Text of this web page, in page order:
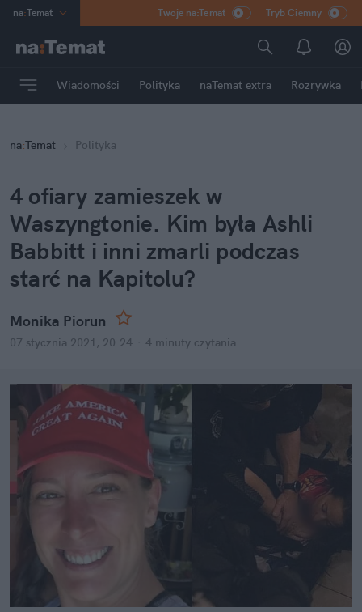
na:Temat
Poland
mama
Rozrywka
Twoje na:Temat Tryb Ciemny
Wiadomości Polityka naTemat extra Rozrywka
na:Temat Polityka
4 ofiary zamieszek w
Waszyngtonie. Kim była Ashli
Babbitt i inni zmarli podczas
starć na Kapitolu?
Monika Piorun
07 stycznia 2021, 20:24 4 minuty czytania